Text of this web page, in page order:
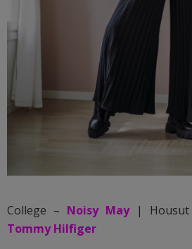
College – Noisy May|
Tommy Hilfiger